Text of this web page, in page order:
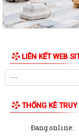
Phường Thành Đông
chăm lo cho đoàn viện,
Phường Thành Đông
hùng liệt sĩ
nước nhớ nguồn"
Ủy ban nhân dân
LIÊN KẾT WEB
THỐNG KÊ
Đang online: